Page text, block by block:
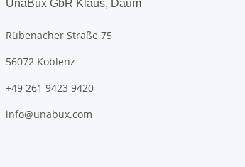
UnaBux GbR Klaus, Daum
Rübenacher Straße 75
56072 Koblenz
+49 261 9423 9420
info@unabux.com